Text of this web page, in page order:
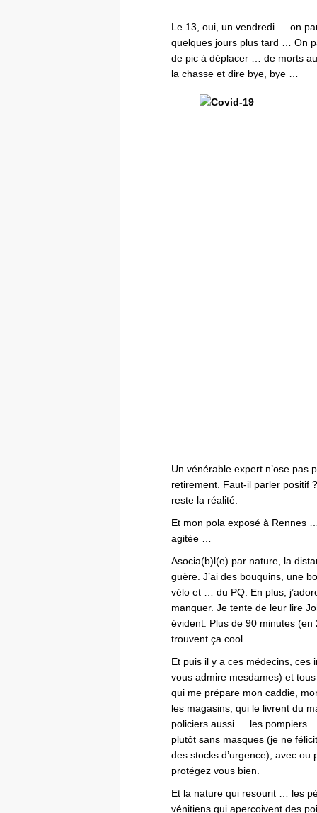
Le 13, oui, un vendredi … on
quelques jours plus tard … On
de pic à déplacer … de morts
la chasse et dire bye, bye …
Un vénérable expert n’ose
retirement. Faut-il parler positif
reste la réalité.
Et mon pola exposé à Rennes
agitée …
Asocia(b)l(e) par nature, la
guère. J’ai des bouquins, une
vélo et … du PQ. En plus,
manquer. Je tente de leur lire
évident. Plus de 90 minutes
trouvent ça cool.
Et puis il y a ces médecins, ces
vous admire mesdames) et
qui me prépare mon caddie,
les magasins, qui le livrent du
policiers aussi … les pompiers
plutôt sans masques (je ne
des stocks d’urgence), avec
protégez vous bien.
Et la nature qui resourit … les
vénitiens qui aperçoivent des